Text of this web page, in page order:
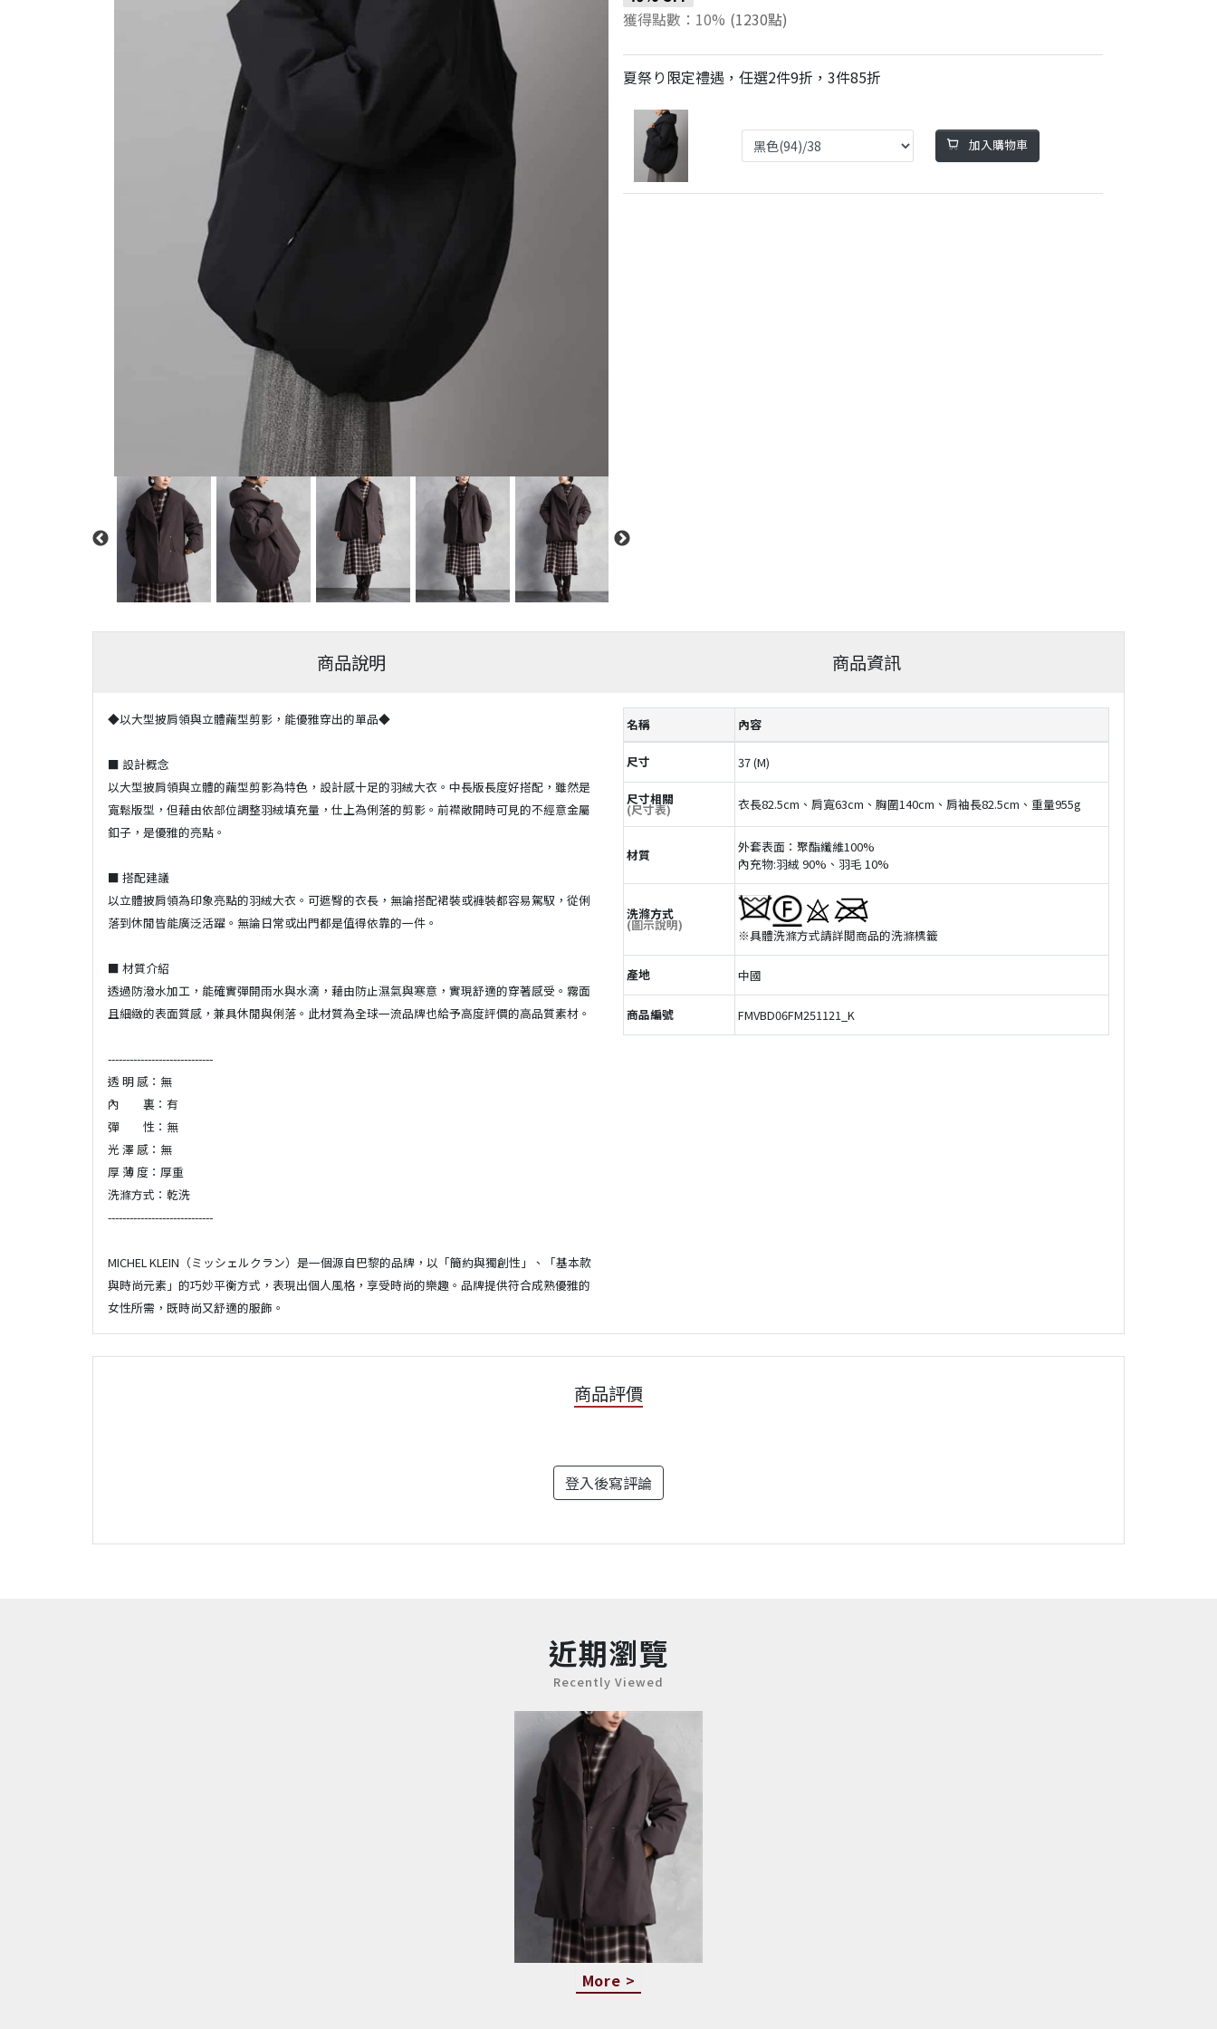
獲得點數：10% (1230點)
夏祭り限定禮遇，任選2件9折，3件85折
加入購物車
商品說明
◆以大型披肩領與立體繭型剪影，能優雅穿出的單品◆
■ 設計概念
以大型披肩領與立體的繭型剪影為特色，設計感十足的羽絨大衣。中長版長度好搭配，雖然是
寬鬆版型，但藉由依部位調整羽絨填充量，仕上為俐落的剪影。前襟敞開時可見的不經意金屬
釦子，是優雅的亮點。
■ 搭配建議
以立體披肩領為印象亮點的羽絨大衣。可遮臀的衣長，無論搭配裙裝或褲裝都容易駕馭，從俐
落到休閒皆能廣泛活躍。無論日常或出門都是值得依靠的一件。
■ 材質介紹
透過防潑水加工，能確實彈開雨水與水滴，藉由防止濕氣與寒意，實現舒適的穿著感受。霧面
且細緻的表面質感，兼具休閒與俐落。此材質為全球一流品牌也給予高度評價的高品質素材。
-----------------------------
透 明 感：無
內 裏：有
彈 性：無
光 澤 感：無
厚 薄 度：厚重
洗滌方式：乾洗
-----------------------------
MICHEL KLEIN（ミッシェルクラン）是一個源自巴黎的品牌，以「簡約與獨創性」、「基本款
與時尚元素」的巧妙平衡方式，表現出個人風格，享受時尚的樂趣。品牌提供符合成熟優雅的
女性所需，既時尚又舒適的服飾。
商品資訊
名稱 內容
尺寸 37 (M)
尺寸相關
(尺寸表) 衣長82.5cm、肩寬63cm、胸圍140cm、肩袖長82.5cm、重量955g
材質
外套表面：聚酯纖維100%
內充物:羽絨 90%、羽毛 10%
洗滌方式
(圖示說明)
※具體洗滌方式請詳閲商品的洗滌標籤
產地 中國
商品編號 FMVBD06FM251121_K
商品評價
登入後寫評論
近期瀏覽
Recently Viewed
More >